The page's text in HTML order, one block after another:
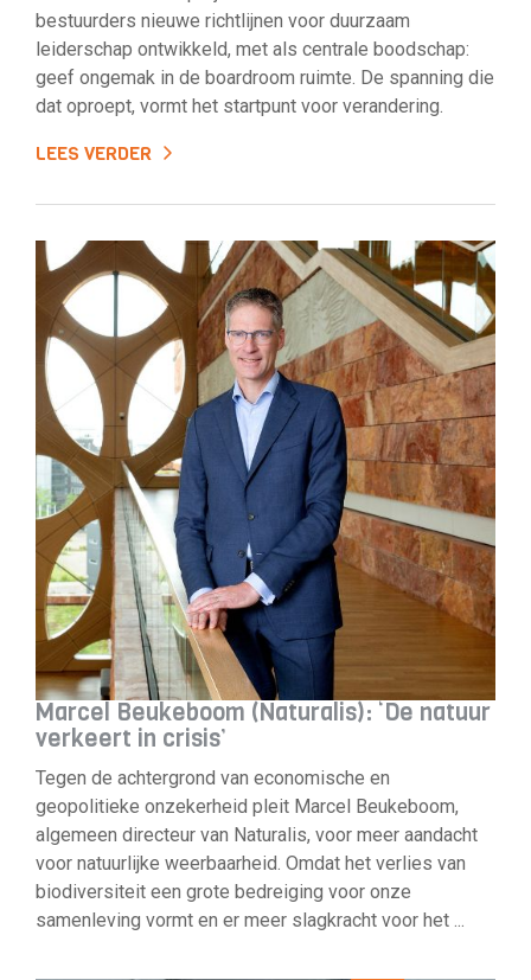
bestuurders nieuwe richtlijnen voor duurzaam
leiderschap ontwikkeld, met als centrale boodschap:
geef ongemak in de boardroom ruimte. De spanning die
dat oproept, vormt het startpunt voor verandering.
LEES VERDER
Marcel Beukeboom (Naturalis): ‘De natuur
verkeert in crisis’
Tegen de achtergrond van economische en
geopolitieke onzekerheid pleit Marcel Beukeboom,
algemeen directeur van Naturalis, voor meer aandacht
voor natuurlijke weerbaarheid. Omdat het verlies van
biodiversiteit een grote bedreiging voor onze
samenleving vormt en er meer slagkracht voor het ...